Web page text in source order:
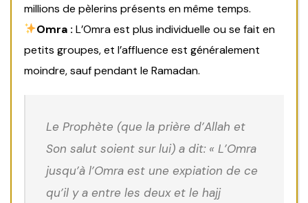
millions de pèlerins présents en même temps.
Omra : L’Omra est plus individuelle ou se fait en
petits groupes, et l’affluence est généralement
moindre, sauf pendant le Ramadan.
Le Prophète (que la prière d’Allah et
Son salut soient sur lui) a dit: « L’Omra
jusqu’à l’Omra est une expiation de ce
qu’il y a entre les deux et le hajj